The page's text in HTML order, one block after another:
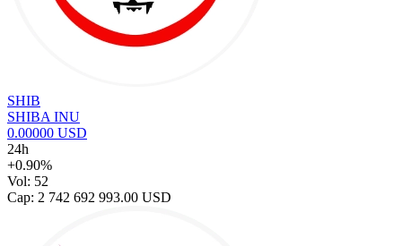
SHIB
SHIBA INU
0.00000 USD
24h
+0.90%
Vol: 52
Cap: 2 742 692 993.00 USD